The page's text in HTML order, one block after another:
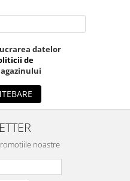
datelor
de
noastre